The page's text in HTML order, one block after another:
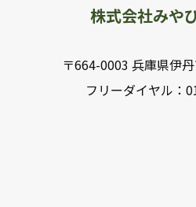
株式会社みや
〒664-0003 兵庫県伊
フリーダイヤル：